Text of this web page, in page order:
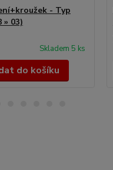
- Typ
» 03)
Skladem 5 ks
do košíku